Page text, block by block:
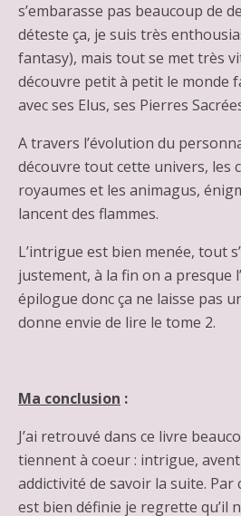
s’embarasse pas beaucoup de
déteste ça, je suis très
fantasy), mais tout se met très
découvre petit à petit le monde
avec ses Elus, ses Pierres
A travers l’évolution du
découvre tout cette univers, les
royaumes et les animagus,
lancent des flammes.
L’intrigue est bien menée, tout
justement, à la fin on a presque
épilogue donc ça ne laisse pas
donne envie de lire le tome 2.
Ma conclusion :
J’ai retrouvé dans ce livre
tiennent à coeur : intrigue,
addictivité de savoir la suite. Par
est bien définie je regrette qu’il